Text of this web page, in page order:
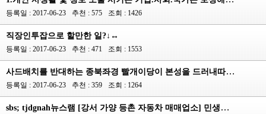
등록일 : 2017-06-23 추천 : 575 조회 : 1426
직장인투잡으로 할만한 일?↓↔
등록일 : 2017-06-23 추천 : 471 조회 : 1553
사드배치를 반대하는 종북좌경 빨개이당이 본성을 드러내따!→↑
등록일 : 2017-06-23 추천 : 359 조회 : 1264
sbs; tjdgnah뉴스램 [강서 가양 등촌 자동차 매매업소] 민생탐조◆♡